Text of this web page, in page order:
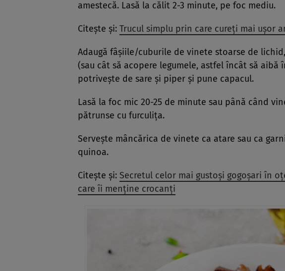
amestecă. Lasă la călit 2-3 minute, pe foc mediu.
Citește și: Trucul simplu prin care cureți mai ușor
Adaugă fâșiile/cuburile de vinete stoarse de
(sau cât să acopere legumele, astfel încât să aibă
potrivește de sare și piper și pune capacul.
Lasă la foc mic 20-25 de minute sau până când
pătrunse cu furculița.
Servește mâncărica de vinete ca atare sau ca
quinoa.
Citește și: Secretul celor mai gustoși gogoșari în
care îi menține crocanți